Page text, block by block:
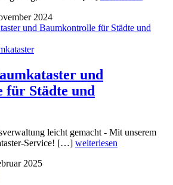
2024
und
für Städte und
leicht gemacht - Mit unserem
Service! […] weiterlesen
2025